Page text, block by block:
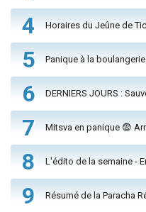
4 Horaires du Jeûne de
5 Panique à la
6 DERNIERS JOURS :
7 Mitsva en panique 😨
8 L'édito de la semaine -
9 Résumé de la Paracha